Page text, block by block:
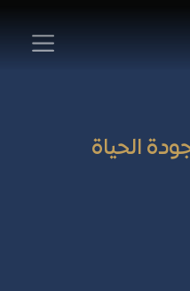
السعودية
الحياة